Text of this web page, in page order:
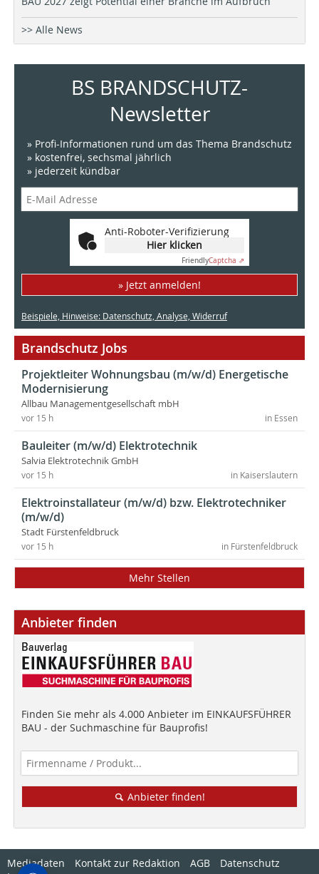
>> Alle News
BS BRANDSCHUTZ-
Newsletter
» Profi-Informationen rund um das Thema Brandschutz
» kostenfrei, sechsmal jährlich
» jederzeit kündbar
Anti-Roboter-Verifizierung
Hier klicken
FriendlyCaptcha ⇗
» Jetzt anmelden!
Beispiele, Hinweise: Datenschutz, Analyse, Widerruf
Brandschutz Jobs
Projektleiter Wohnungsbau (m/w/d) Energetische
Modernisierung
Allbau Managementgesellschaft mbH
in Essen
vor 15 h
Bauleiter (m/w/d) Elektrotechnik
Salvia Elektrotechnik GmbH
in Kaiserslautern
vor 15 h
Elektroinstallateur (m/w/d) bzw. Elektrotechniker
(m/w/d)
Stadt Fürstenfeldbruck
in Fürstenfeldbruck
vor 15 h
Mehr Stellen
Anbieter finden
Finden Sie mehr als 4.000 Anbieter im EINKAUFSFÜHRER
BAU - der Suchmaschine für Bauprofis!
Anbieter finden!
Mediadaten Kontakt zur Redaktion AGB
Datenschutz